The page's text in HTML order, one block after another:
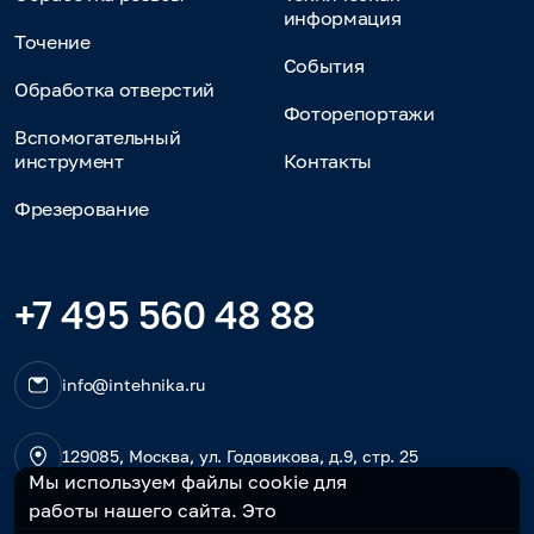
Мы используем файлы cookie для
работы нашего сайта. Это
Точение
Обработка отверстий
Вспомогательный
инструмент
Фрезерование
информация
События
Фоторепортажи
Контакты
+7 495 560 48 88
info@intehnika.ru
129085, Москва, ул. Годовикова, д.9, стр. 25